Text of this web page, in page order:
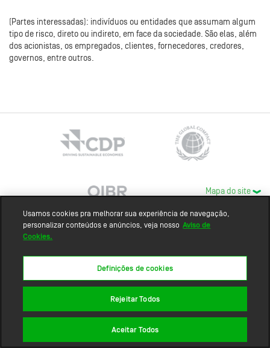
(Partes interessadas): indivíduos ou entidades que assumam algum
tipo de risco, direto ou indireto, em face da sociedade. São elas, além
dos acionistas, os empregados, clientes, fornecedores, credores,
governos, entre outros.
Mapa do site
Usamos cookies pra melhorar sua experiência de navegação,
personalizar conteúdos e anúncios, veja nosso Aviso de
Cookies.
Definições de cookies
Rejeitar Todos
Aceitar Todos